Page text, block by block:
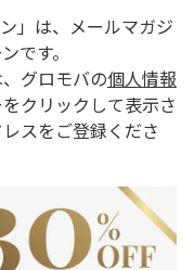
」は、メールマガジ
です。
グロモバの個人情報
クリックして表示さ
スをご登録くださ